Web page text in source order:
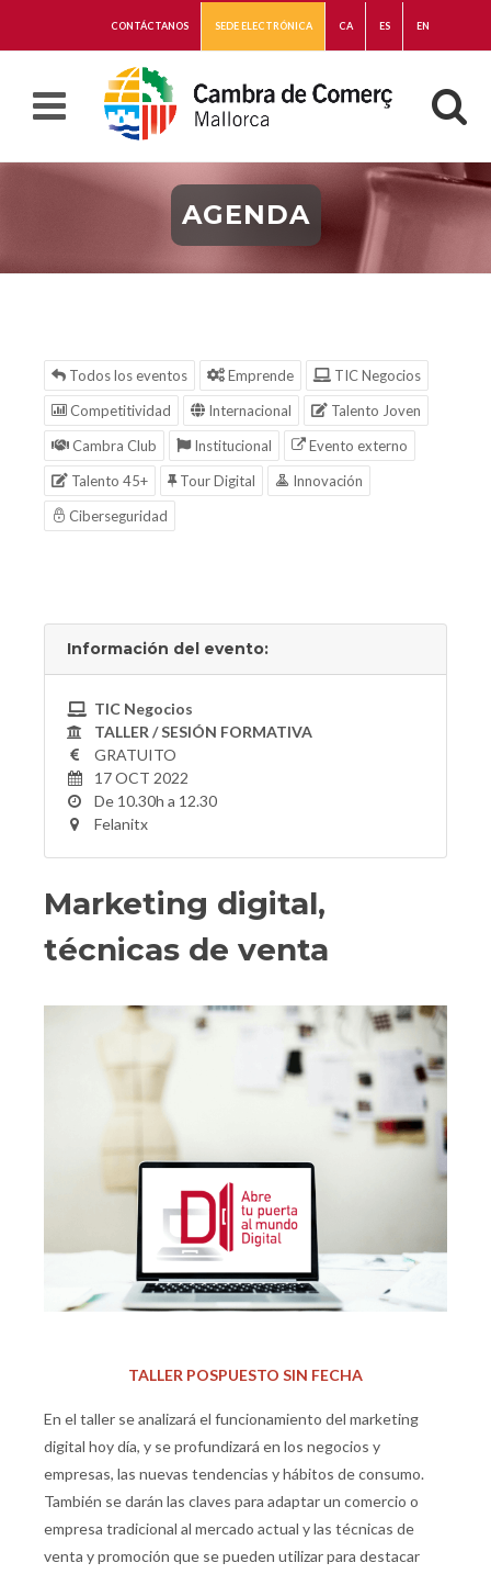
CONTÁCTANOS SEDE ELECTRÓNICA CA ES EN
AGENDA
Todos los eventos Emprende
TIC Negocios
Competitividad
Internacional
Talento Joven
Cambra Club
Institucional
Evento externo
Talento 45+
Tour Digital
Innovación
Ciberseguridad
Información del evento:
TIC Negocios
TALLER / SESIÓN FORMATIVA
GRATUITO
17 OCT 2022
De 10.30h a 12.30
Felanitx
Marketing digital,
técnicas de venta
TALLER POSPUESTO SIN FECHA
En el taller se analizará el funcionamiento del marketing
digital hoy día, y se profundizará en los negocios y
empresas, las nuevas tendencias y hábitos de consumo.
También se darán las claves para adaptar un comercio o
empresa tradicional al mercado actual y las técnicas de
venta y promoción que se pueden utilizar para destacar